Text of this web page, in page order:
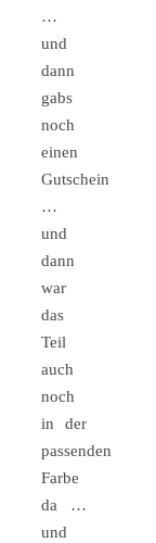
…
und
dann
gabs
noch
einen
Gutschein
…
und
dann
war
das
Teil
auch
noch
in der
passenden
Farbe
da …
und